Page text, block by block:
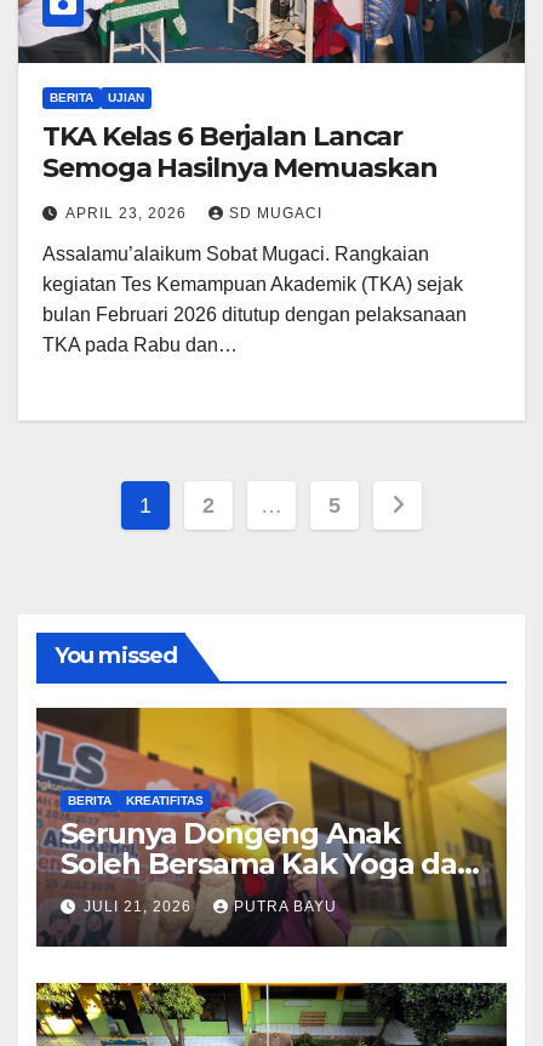
BERITA UJIAN
TKA Kelas 6 Berjalan Lancar
Semoga Hasilnya Memuaskan
APRIL 23, 2026 SD MUGACI
Assalamu’alaikum Sobat Mugaci. Rangkaian
kegiatan Tes Kemampuan Akademik (TKA) sejak
bulan Februari 2026 ditutup dengan pelaksanaan
TKA pada Rabu dan…
Paginasi
1 2 … 5
You missed
BERITA KREATIFITAS
Serunya Dongeng Anak
Soleh Bersama Kak Yoga dan
Piko
JULI 21, 2026 PUTRA BAYU